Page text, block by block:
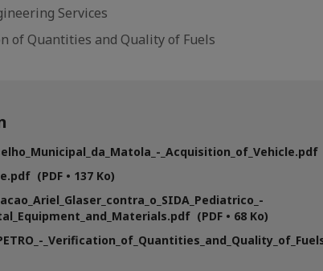
Services
of Quantities and Quality of Fuels
_Acquisition_of_Vehicle.pdf
(PDF • 137 Ko)
(PDF • 68 Ko)